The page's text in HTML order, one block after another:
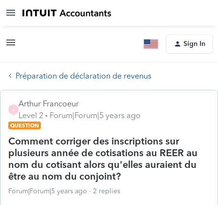
Sign In
Préparation de déclaration de revenus
A
Arthur Francoeur
Level 2
Forum|Forum|5 years ago
QUESTION
Comment corriger des inscriptions sur
plusieurs année de cotisations au REER au
nom du cotisant alors qu'elles auraient du
être au nom du conjoint?
Forum|Forum|5 years ago 2 replies